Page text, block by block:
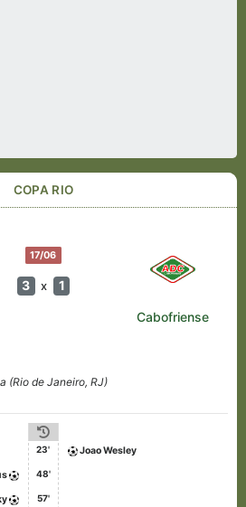
COPA RIO
17/06
3 x 1
Cabofriense
(Rio de Janeiro, RJ)
23' Joao Wesley
48'
57'